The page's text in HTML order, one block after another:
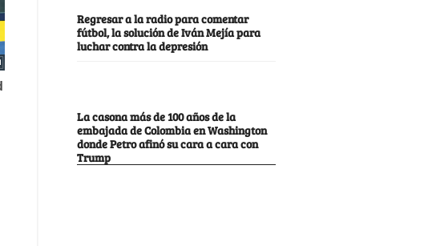
Regresar a la radio para comentar
fútbol, la solución de Iván Mejía para
luchar contra la depresión
La casona más de 100 años de la
embajada de Colombia en Washington
donde Petro afinó su cara a cara con
Trump